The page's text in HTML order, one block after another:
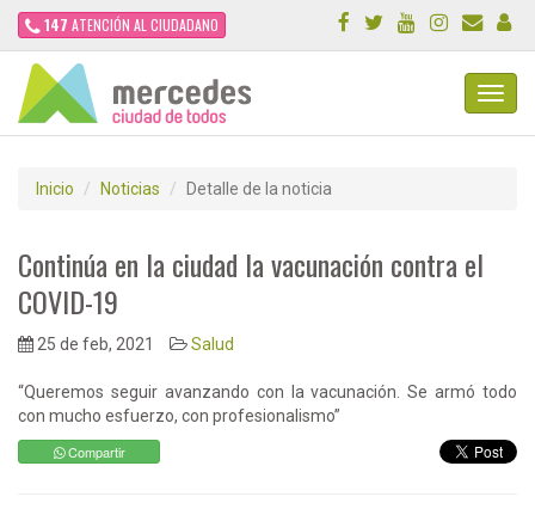
147 ATENCIÓN AL CIUDADANO
Inicio Noticias Detalle de la noticia
Continúa en la ciudad la vacunación contra el
COVID-19
25 de feb, 2021 Salud
“Queremos seguir avanzando con la vacunación. Se armó todo
con mucho esfuerzo, con profesionalismo”
Compartir